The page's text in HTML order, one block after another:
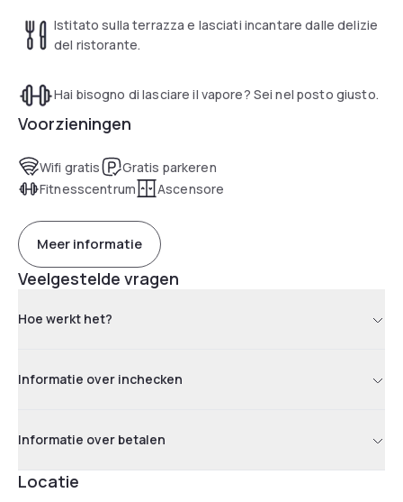
Istitato sulla terrazza e lasciati incantare dalle delizie
del ristorante.
Hai bisogno di lasciare il vapore? Sei nel posto giusto.
Voorzieningen
Wifi gratis
Gratis parkeren
Fitnesscentrum
Ascensore
Meer informatie
Veelgestelde vragen
Hoe werkt het?
Informatie over inchecken
Informatie over betalen
Locatie